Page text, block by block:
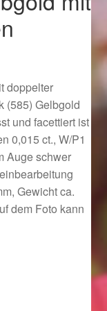
doppelter
(585) Gelbgold
und facettiert ist
0,015 ct., W/P1
Auge schwer
Gewicht ca.
dem Foto kann